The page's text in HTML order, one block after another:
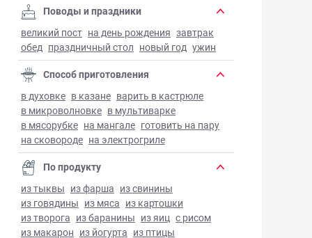
Поводы и праздники
великий пост на день рождения завтрак
обед праздничный стол новый год ужин
Способ приготовления
в духовке в казане варить в кастрюле
в микроволновке в мультиварке
в мясорубке на мангале готовить на пару
на сковороде на электрогриле
По продукту
из тыквы из фарша из свинины
из говядины из мяса из картошки
из творога из баранины из яиц с рисом
из макарон из йогурта из птицы